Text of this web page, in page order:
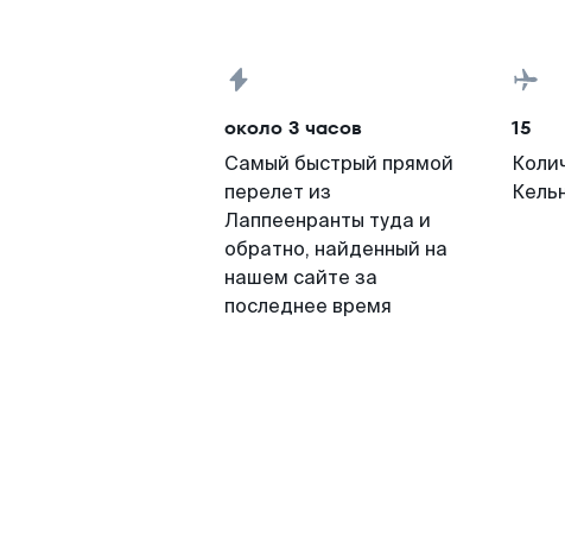
около 3 часов
Самый быстрый прямой
перелет из
Лаппеенранты туда и
обратно, найденный на
нашем сайте за
последнее время
15